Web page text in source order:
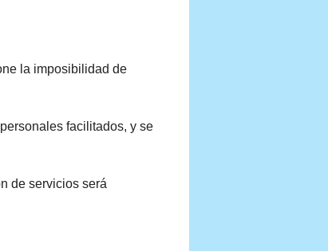
la imposibilidad de
facilitados, y se
de servicios será